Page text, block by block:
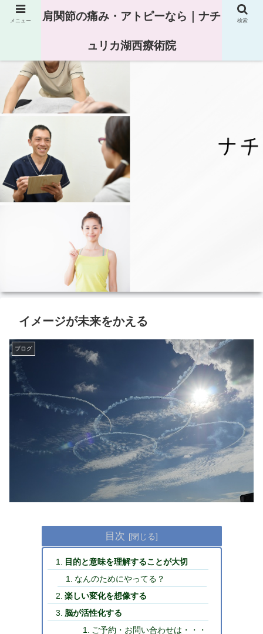
イメージが未来をかえる
ブログ
目次
目的と意味を理解することが大切
なんのためにやってる？
楽しい変化を想像する
脳が活性化する
ご予約・お問い合わせは・・・
メニュー 肩関節の痛み・アトピーなら｜ナチ
ュリカ湖西療術院
検索